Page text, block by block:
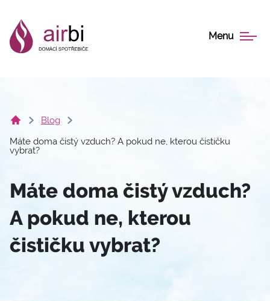
Menu
Blog
Máte doma čistý vzduch? A pokud ne, kterou čističku
vybrat?
Máte doma čistý vzduch?
A pokud ne, kterou
čističku vybrat?